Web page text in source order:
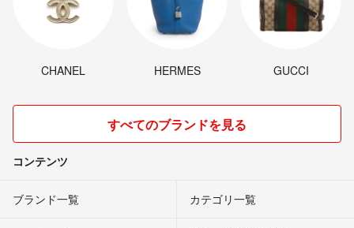
CHANEL HERMES GUCCI
すべてのブランドを見る
コンテンツ
ブランド一覧 カテゴリ一覧